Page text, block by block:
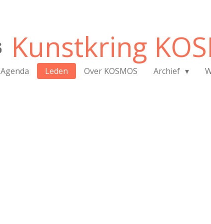
Kunstkring
Agenda Leden Over KOSMOS Archief